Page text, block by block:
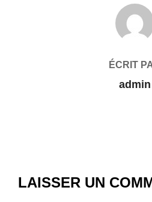
AUTEUR DE LA
ÉCRIT
admin
LAISSER UN